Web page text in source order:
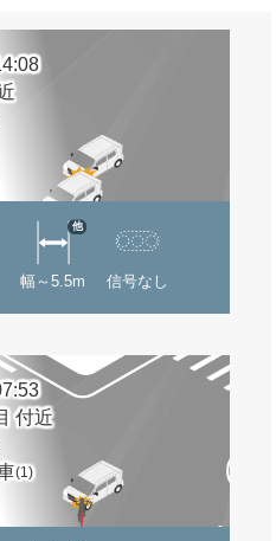
幅～5.5m
他
信号なし
付近
(1)